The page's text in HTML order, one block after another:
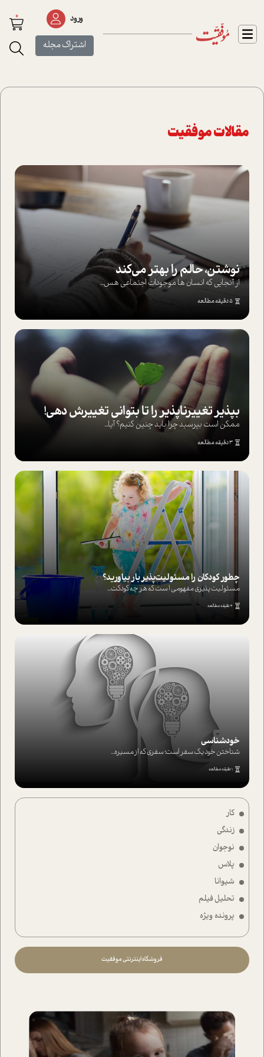
ورود
اشتراک مجله
0
مقالات موفقیت
کار
زندگی
نوجوان
پلاس
شیوانا
تحلیل فیلم
پرونده ویژه
فروشگاه اینترنتی موفقیت
نوشتن، حالم را بهتر می‌کند
از آنجایی که انسان ها موجودات اجتماعی هس...
5 دقیقه مطالعه
بپذير تغييرناپذير را تا بتواني تغييرش دهي!‏
ممکن است بپرسيد چرا بايد چنين کنيم؟ آيا...
3 دقیقه مطالعه
چطور کودکان را مسئولیت‌پذیر بار بیاورید؟
مسئولیت پذیری مفهومی ا ست که هر چه کودکت...
4 دقیقه مطالعه
خودشناسی
شناختن خود یک سفر است؛ سفری که از مسیره...
1 دقیقه مطالعه